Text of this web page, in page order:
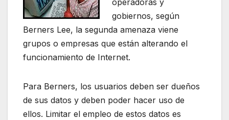
operadoras y
gobiernos, según
Berners Lee, la segunda amenaza viene
grupos o empresas que están alterando el
funcionamiento de Internet.
Para Berners, los usuarios deben ser dueños
de sus datos y deben poder hacer uso de
ellos. Limitar el empleo de estos datos es